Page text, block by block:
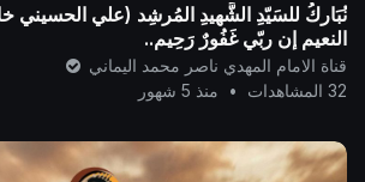
نُبَاركُ للسَيّدِ الشَّهيدِ المُرشِد (علي الحسيني
النعيم إن ربّي غَفُورٌ رَحِيم..
قناة الامام المهدي ناصر محمد اليماني
32 المشاهدات
• منذ 5 شهور